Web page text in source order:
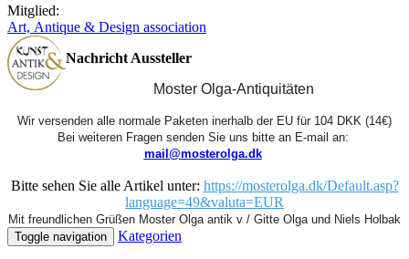
Mitglied:
Art, Antique & Design association
Nachricht Aussteller
Moster Olga-Antiquitäten
Wir versenden alle normale Paketen inerhalb der EU für 104 DKK (14€)
mail@mosterolga.dk
Bitte sehen Sie alle Artikel unter: https://mosterolga.dk/Default.asp?
language=49&valuta=EUR
Mit freundlichen Grüßen Moster Olga antik v / Gitte Olga und Niels Holbak
Toggle navigation
Kategorien